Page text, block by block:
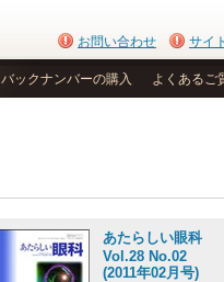
お問い合わせ サイ
バックナンバーの購入 よくあるご
あたらしい眼科
Vol.28 No.02
(2011年02月号)